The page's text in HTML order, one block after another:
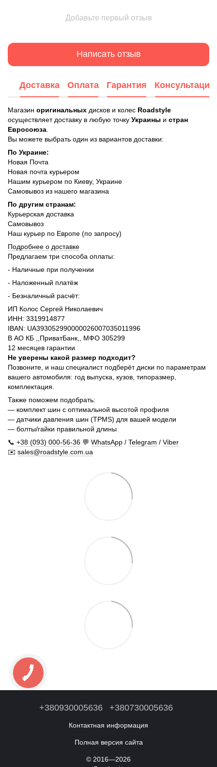
Добавьте первый отзыв
Написать отзыв
Доставка Оплата Гарантия Консультация
Магазин оригинальных дисков и колес Roadstyle
осуществляет доставку в любую точку Украины и стран
Евросоюза
Вы можете выбрать один из вариантов доставки:
По Украине:
Новая Почта
Новая почта курьером
Нашим курьером по Киеву, Украине
Самовывоз из нашего магазина
По другим странам:
Курьерская доставка
Самовывоз
Наш курьер по Европе (по запросу)
Подробнее о доставке
Предлагаем три способа оплаты:
- Наличные при получении
- Наложенный платёж
- Безналичный расчёт:
ИП Колос Сергей Николаевич
ИНН: 3319914877
IBAN: UA393052990000026007035011996
В АО КБ ,,ПриватБанк,, МФО 305299
12 месяцев гарантии
Не уверены какой размер подходит?
Позвоните, и наш специалист подберёт диски по параметрам
вашего автомобиля: год выпуска, кузов, типоразмер,
комплектация.
Также поможем подобрать:
— комплект шин с оптимальной высотой профиля
— датчики давления шин (TPMS) для вашей модели
— болты/гайки правильной длины
📞 +38 (093) 000-56-36 💬 WhatsApp / Telegram / Viber
✉️ sales@roadstyle.com.ua
+380930005636 +380730005636
Контактная информация
Полная версия сайта
© 2016—2026